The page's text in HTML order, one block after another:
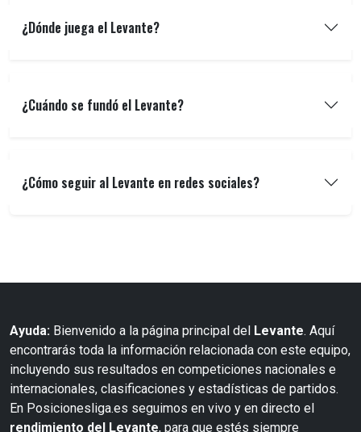
¿Dónde juega el Levante?
¿Cuándo se fundó el Levante?
¿Cómo seguir al Levante en redes sociales?
Ayuda: Bienvenido a la página principal del Levante. Aquí
encontrarás toda la información relacionada con este equipo,
incluyendo sus resultados en competiciones nacionales e
internacionales, clasificaciones y estadísticas de partidos.
En Posicionesliga.es seguimos en vivo y en directo el
rendimiento del Levante, para que estés siempre